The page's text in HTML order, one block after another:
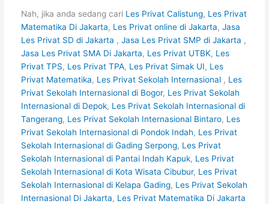
Nah, jika anda sedang cari Les Privat Calistung, Les Privat
Matematika Di Jakarta, Les Privat online di Jakarta, Jasa
Les Privat SD di Jakarta , Jasa Les Privat SMP di Jakarta ,
Jasa Les Privat SMA Di Jakarta, Les Privat UTBK, Les
Privat TPS, Les Privat TPA, Les Privat Simak UI, Les
Privat Matematika, Les Privat Sekolah Internasional, Les
Privat Sekolah Internasional di Bogor, Les Privat Sekolah
Internasional di Depok, Les Privat Sekolah Internasional di
Tangerang, Les Privat Sekolah Internasional Bintaro, Les
Privat Sekolah Internasional di Pondok Indah, Les Privat
Sekolah Internasional di Gading Serpong, Les Privat
Sekolah Internasional di Pantai Indah Kapuk, Les Privat
Sekolah Internasional di Kota Wisata Cibubur, Les Privat
Sekolah Internasional di Kelapa Gading, Les Privat Sekolah
Internasional Di Jakarta, Les Privat Matematika Di Jakarta